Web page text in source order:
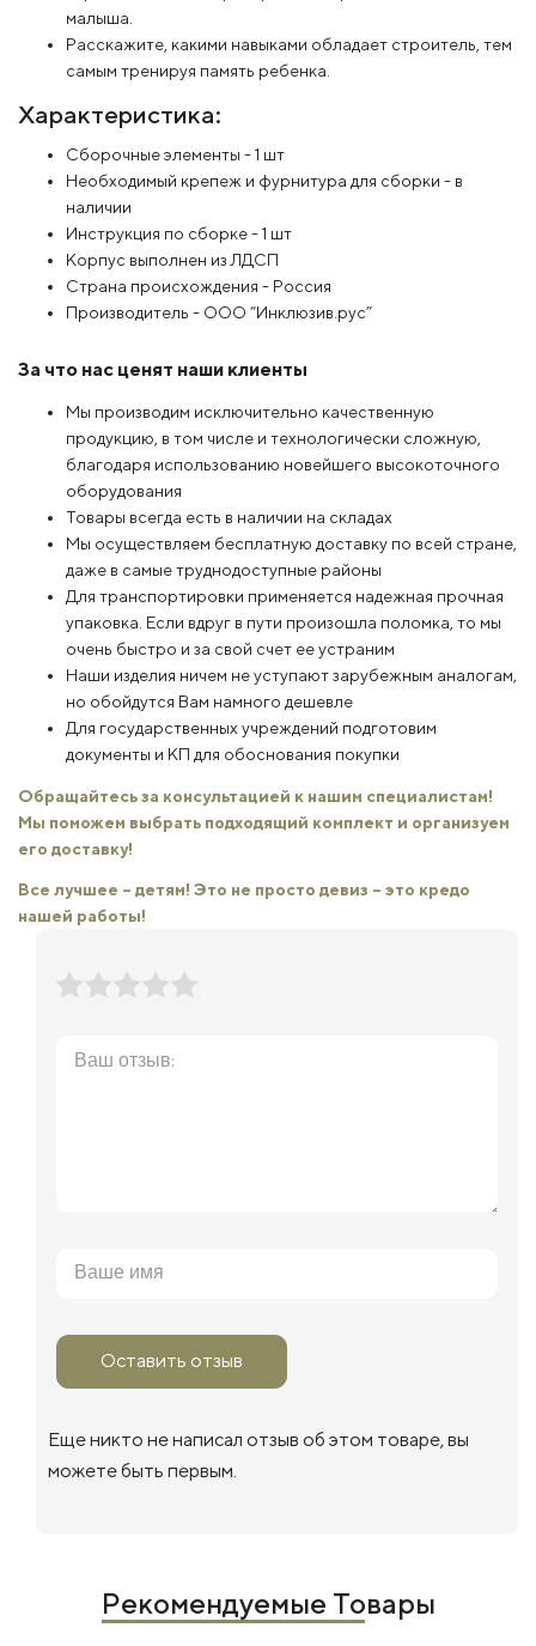
малыша.
Расскажите, какими навыками обладает строитель, тем
самым тренируя память ребенка.
Характеристика:
Сборочные элементы - 1 шт
Необходимый крепеж и фурнитура для сборки - в
наличии
Инструкция по сборке - 1 шт
Корпус выполнен из ЛДСП
Страна происхождения - Россия
Производитель - ООО “Инклюзив.рус”
За что нас ценят наши клиенты
Мы производим исключительно качественную
продукцию, в том числе и технологически сложную,
благодаря использованию новейшего высокоточного
оборудования
Товары всегда есть в наличии на складах
Мы осуществляем бесплатную доставку по всей стране,
даже в самые труднодоступные районы
Для транспортировки применяется надежная прочная
упаковка. Если вдруг в пути произошла поломка, то мы
очень быстро и за свой счет ее устраним
Наши изделия ничем не уступают зарубежным аналогам,
но обойдутся Вам намного дешевле
Для государственных учреждений подготовим
документы и КП для обоснования покупки
Обращайтесь за консультацией к нашим специалистам!
Мы поможем выбрать подходящий комплект и организуем
его доставку!
Все лучшее – детям! Это не просто девиз – это кредо
нашей работы!
Оставить отзыв
Еще никто не написал отзыв об этом товаре, вы
можете быть первым.
Рекомендуемые Товары